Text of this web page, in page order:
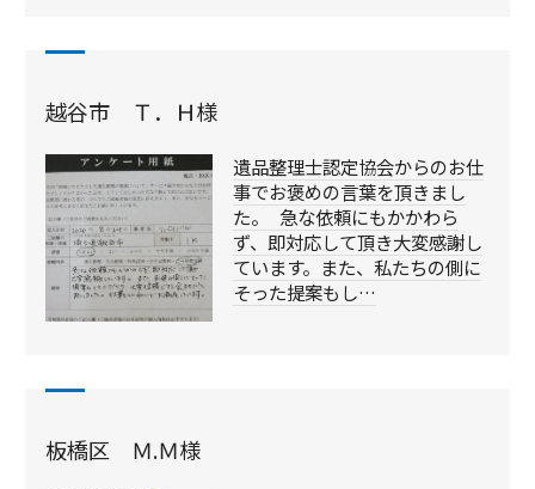
越谷市 Ｔ．Ｈ様
遺品整理士認定協会からのお仕
事でお褒めの言葉を頂きまし
た。 急な依頼にもかかわら
ず、即対応して頂き大変感謝し
ています。また、私たちの側に
そった提案もし…
板橋区 Ｍ.Ｍ様